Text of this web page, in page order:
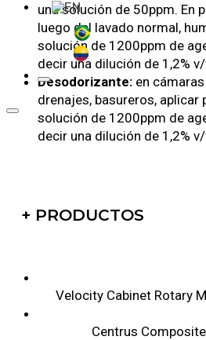
una solución de 50ppm. En
luego del lavado normal,
solución de 1200ppm de
decir una dilución de 1,2% v/
Desodorizante: en
drenajes, basureros, aplicar
solución de 1200ppm de
decir una dilución de 1,2% v/
+ PRODUCTOS
Velocity Cabinet Rotary
Centrus